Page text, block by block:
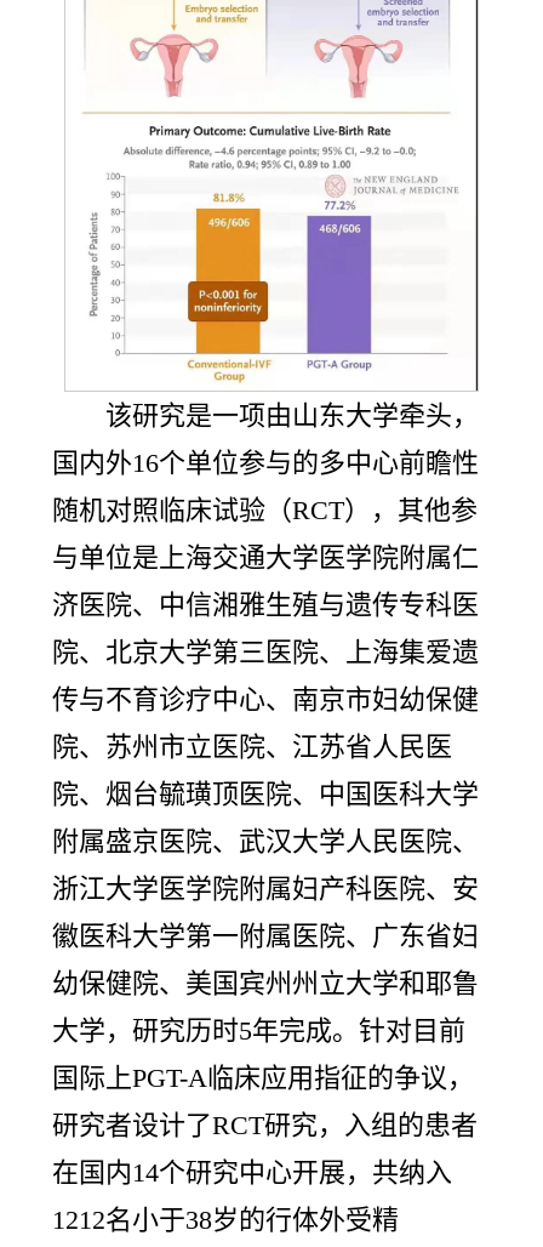
该研究是一项由山东大学牵头，
国内外16个单位参与的多中心前瞻性
随机对照临床试验（RCT），其他参
与单位是上海交通大学医学院附属仁
济医院、中信湘雅生殖与遗传专科医
院、北京大学第三医院、上海集爱遗
传与不育诊疗中心、南京市妇幼保健
院、苏州市立医院、江苏省人民医
院、烟台毓璜顶医院、中国医科大学
附属盛京医院、武汉大学人民医院、
浙江大学医学院附属妇产科医院、安
徽医科大学第一附属医院、广东省妇
幼保健院、美国宾州州立大学和耶鲁
大学，研究历时5年完成。针对目前
国际上PGT-A临床应用指征的争议，
研究者设计了RCT研究，入组的患者
在国内14个研究中心开展，共纳入
1212名小于38岁的行体外受精